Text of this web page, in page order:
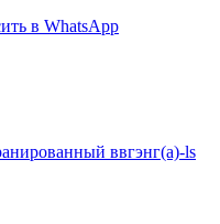
в WhatsApp
ввгэнг(a)-ls